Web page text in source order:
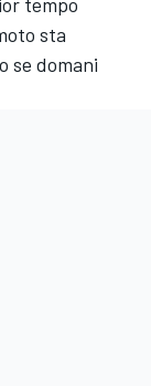
sta
se domani